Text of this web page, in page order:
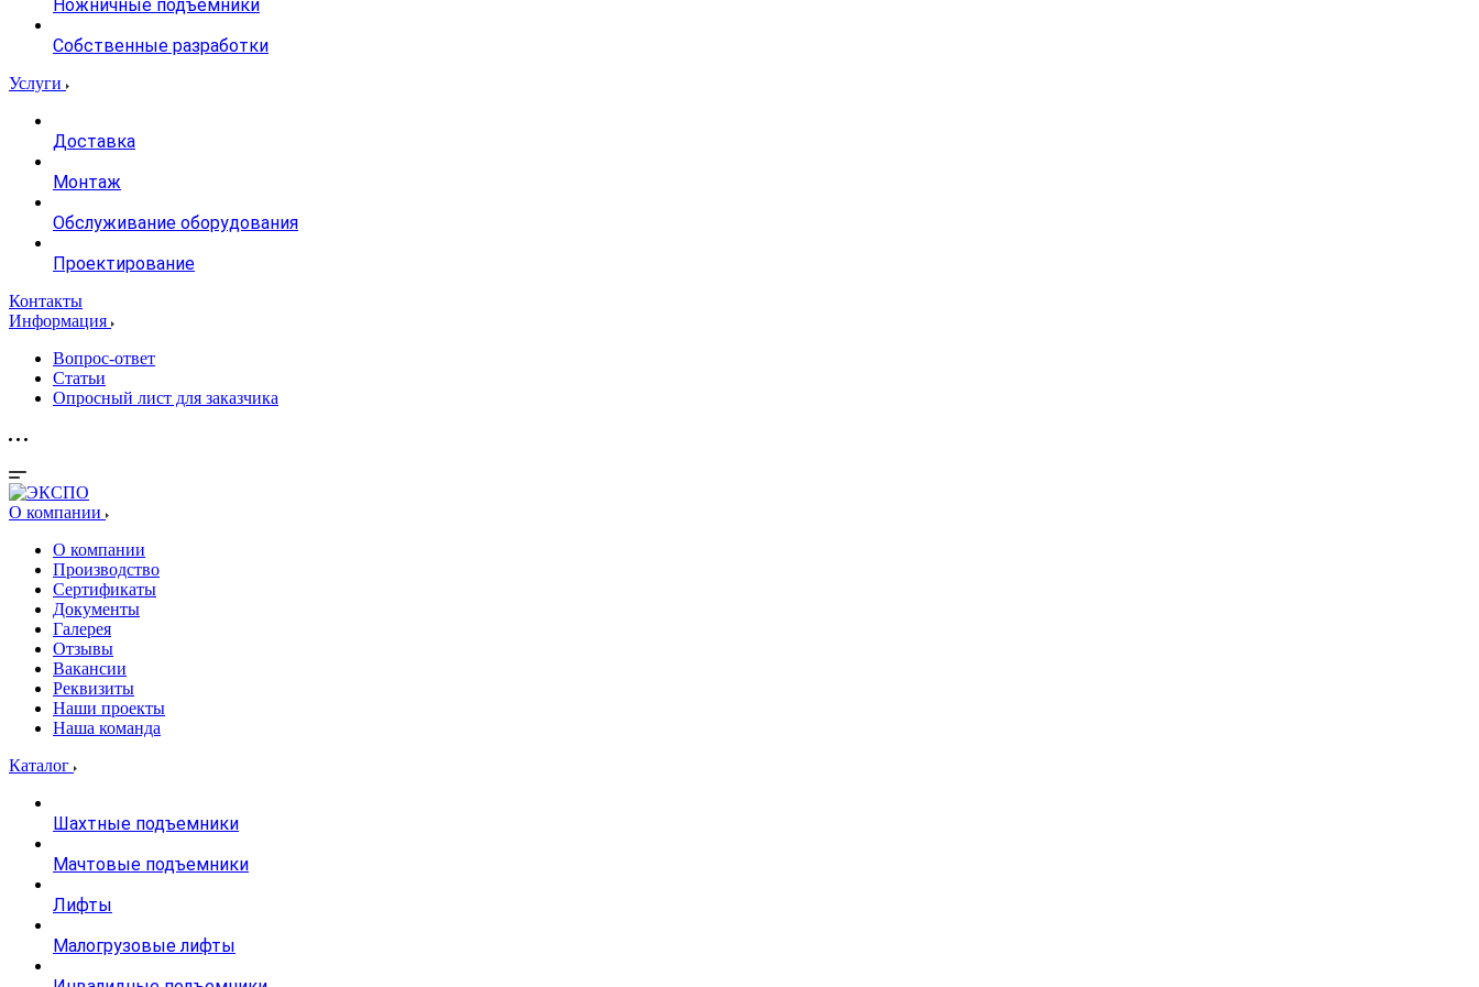
Ножничные подъемники
Собственные разработки
Услуги
Доставка
Монтаж
Обслуживание оборудования
Проектирование
Контакты
Информация
Вопрос-ответ
Статьи
Опросный лист для заказчика
О компании
О компании
Производство
Сертификаты
Документы
Галерея
Отзывы
Вакансии
Реквизиты
Наши проекты
Наша команда
Каталог
Шахтные подъемники
Мачтовые подъемники
Лифты
Малогрузовые лифты